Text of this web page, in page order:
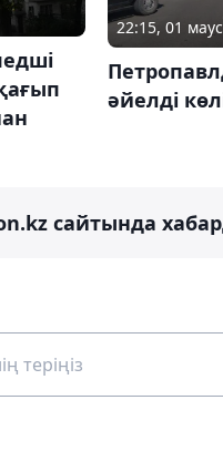
22:15, 01
әйелді
сайтында